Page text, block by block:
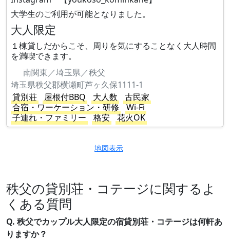
大学生のご利用が可能となりました。
大人限定
１棟貸しだからこそ、周りを気にすることなく大人時間
を満喫できます。
南関東／埼玉県／秩父
埼玉県秩父郡横瀬町芦ヶ久保1111-1
貸別荘
屋根付BBQ 大人数
古民家
合宿・ワーケーション・研修
Wi-Fi
子連れ・ファミリー
格安 花火OK
地図表示
秩父の貸別荘・コテージに関するよ
くある質問
Q. 秩父でカップル大人限定の宿貸別荘・コテージは何軒あ
りますか？